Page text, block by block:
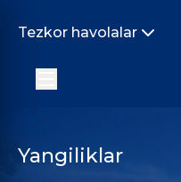
Tezkor havolalar
Yangiliklar